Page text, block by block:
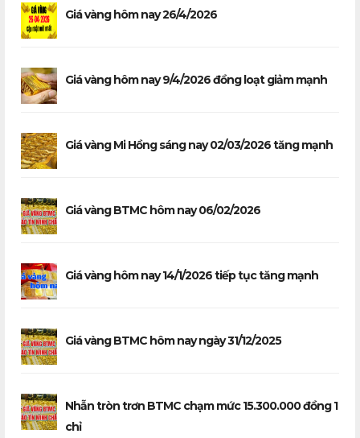
Giá vàng hôm nay 26/4/2026
Giá vàng hôm nay 9/4/2026 đồng loạt giảm mạnh
Giá vàng Mi Hồng sáng nay 02/03/2026 tăng mạnh
Giá vàng BTMC hôm nay 06/02/2026
Giá vàng hôm nay 14/1/2026 tiếp tục tăng mạnh
Giá vàng BTMC hôm nay ngày 31/12/2025
Nhẫn tròn trơn BTMC chạm mức 15.300.000 đồng 1
chỉ